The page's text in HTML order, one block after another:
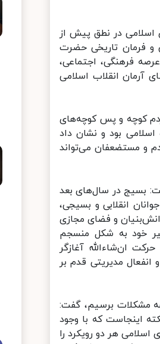
در نطق پیش از
فرمان تاریخی حضرت
فرهنگی، اجتماعی،
انقلاب اسلامی
کوچه و پس کوچه‌های
بود و نشان داد
و مستضعفان می‌تواند
بسیج در سال‌های بعد
انقلابی و بسیجی،
و فضای مجازی
خود به شکل منسجم
ان‌شاءالله آغازگر
مدیریتی قدم بر
مشکلات برسیم، گفت:
اینجاست که با وجود
هر دو رویکرد را